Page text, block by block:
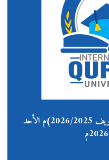
إعلان نتائج الفصل الدراسي (خريف 2026/2025)م الأحد